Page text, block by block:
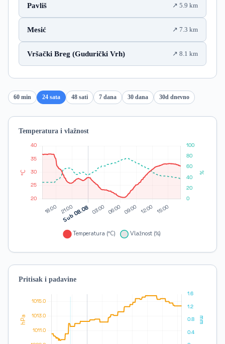
Pavliš 5.9 km
Mesić 7.3 km
Vršački Breg (Gudurički Vrh) 8.1 km
60 min 24 sata 48 sati 7 dana 30 dana 30d dnevno
Temperatura i vlažnost
Pritisak i padavine